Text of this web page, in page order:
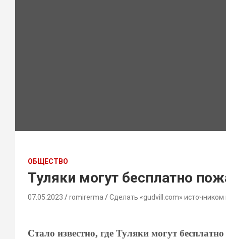
ОБЩЕСТВО
Туляки могут бесплатно
07.05.2023 romirerma Сделать «gudvill.com» источником
Стало известно, где Туляки могут